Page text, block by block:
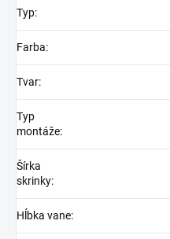
Typ:
Farba:
Tvar:
Typ
montáže:
Šírka
skrinky:
Hĺbka vane: